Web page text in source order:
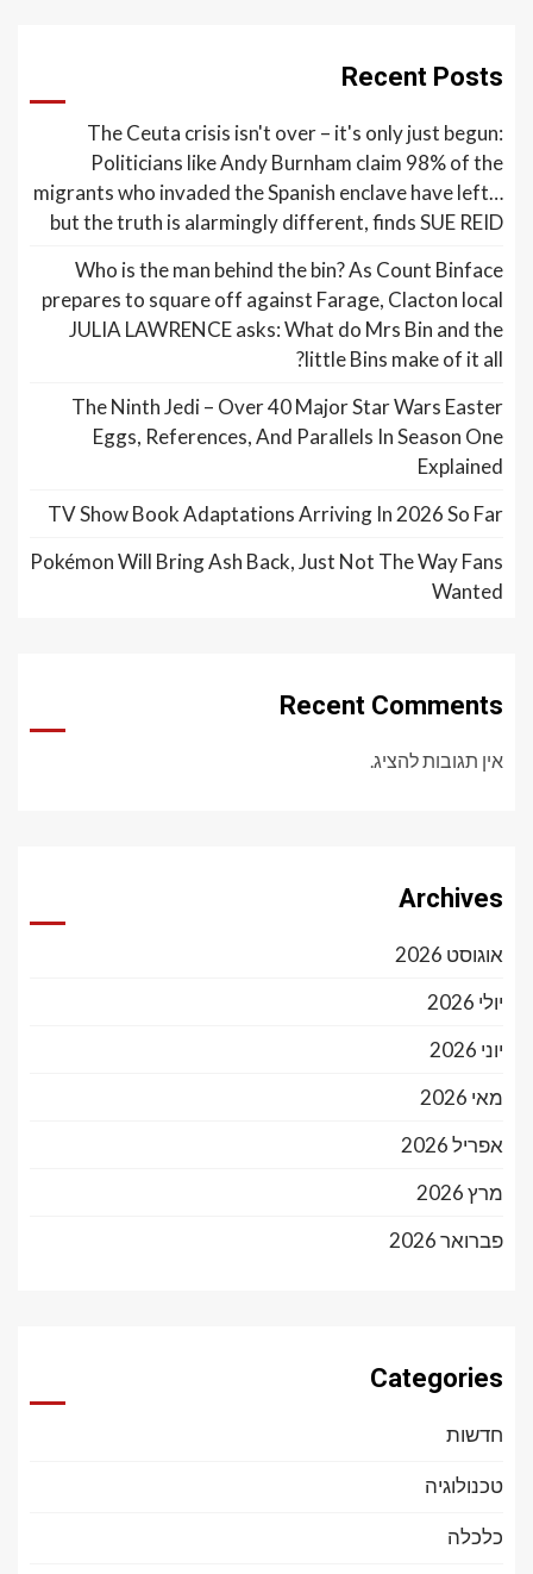
Recent Posts
The Ceuta crisis isn't over – it's only just begun:
Politicians like Andy Burnham claim 98% of the
migrants who invaded the Spanish enclave have left…
but the truth is alarmingly different, finds SUE REID
Who is the man behind the bin? As Count Binface
prepares to square off against Farage, Clacton local
JULIA LAWRENCE asks: What do Mrs Bin and the
little Bins make of it all?
The Ninth Jedi – Over 40 Major Star Wars Easter
Eggs, References, And Parallels In Season One
Explained
TV Show Book Adaptations Arriving In 2026 So Far
Pokémon Will Bring Ash Back, Just Not The Way Fans
Wanted
Recent Comments
אין תגובות להציג.
Archives
אוגוסט 2026
יולי 2026
יוני 2026
מאי 2026
אפריל 2026
מרץ 2026
פברואר 2026
Categories
חדשות
טכנולוגיה
כלכלה